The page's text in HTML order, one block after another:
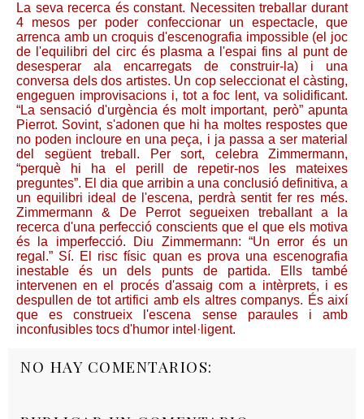
La seva recerca és constant. Necessiten treballar durant
4 mesos per poder confeccionar un espectacle, que
arrenca amb un croquis d'escenografia impossible (el joc
de l'equilibri del circ és plasma a l'espai fins al punt de
desesperar ala encarregats de construir-la) i una
conversa dels dos artistes. Un cop seleccionat el càsting,
engeguen improvisacions i, tot a foc lent, va solidificant.
“La sensació d'urgència és molt important, però” apunta
Pierrot. Sovint, s'adonen que hi ha moltes respostes que
no poden incloure en una peça, i ja passa a ser material
del següent treball. Per sort, celebra Zimmermann,
“perquè hi ha el perill de repetir-nos les mateixes
preguntes”. El dia que arribin a una conclusió definitiva, a
un equilibri ideal de l'escena, perdrà sentit fer res més.
Zimmermann & De Perrot segueixen treballant a la
recerca d'una perfecció conscients que el que els motiva
és la imperfecció. Diu Zimmermann: “Un error és un
regal.” Sí. El risc físic quan es prova una escenografia
inestable és un dels punts de partida. Ells també
intervenen en el procés d'assaig com a intèrprets, i es
despullen de tot artifici amb els altres companys. És així
que es construeix l'escena sense paraules i amb
inconfusibles tocs d'humor intel·ligent.
NO HAY COMENTARIOS: